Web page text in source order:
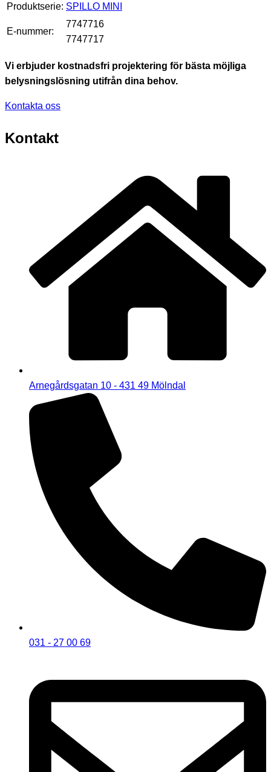
Produktserie: SPILLO MINI
E-nummer:
7747716
7747717
Vi erbjuder kostnadsfri projektering för bästa möjliga
belysningslösning utifrån dina behov.
Kontakta oss
Kontakt
Arnegårdsgatan 10 - 431 49 Mölndal
031 - 27 00 69